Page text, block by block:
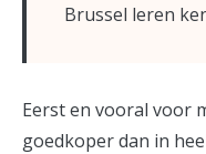
Brussel leren
Eerst en vooral voor
goedkoper dan in